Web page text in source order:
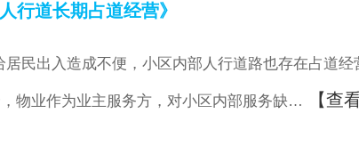
行道长期占道经营》
民出入造成不便，小区内部人行道路也存在占道经
物业作为业主服务方，对小区内部服务缺…
【查